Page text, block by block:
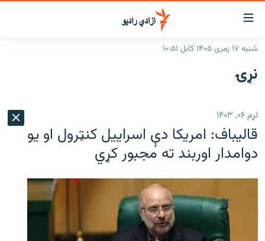
د
لاسرسۍ
وړ
لېنکونه
اصلي
ته
ورتلل
اصلي
مېنو
ورتلل
راپورونه
سیمه
منځنی ختیځ
افغانستان
نړۍ
د خپرونو جدول
مرکې
د کډوالۍ بحران
شنبه ۱۷ زمری ۱۴۰۵ کابل ۱۰:۵۱
نړۍ
لړم ۰۶, ۱۴۰۳
قالیباف: امریکا دې اسراییل کنټرول او یو
دوامدار اوربند ته مجبور کړي